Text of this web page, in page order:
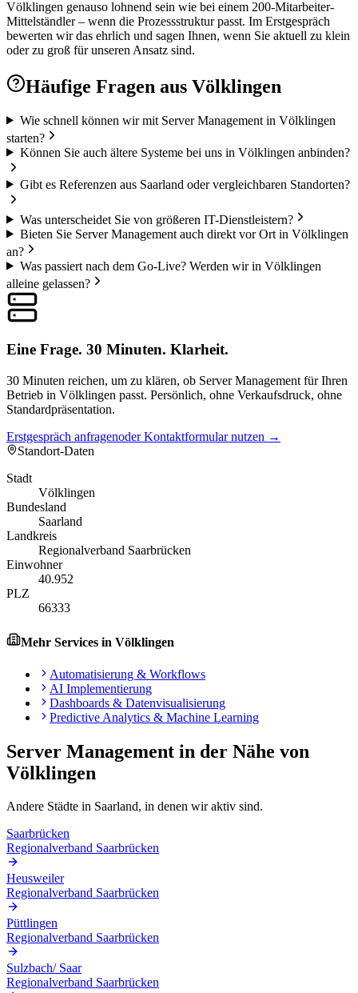
Völklingen genauso lohnend sein wie bei einem 200-Mitarbeiter-
Mittelständler – wenn die Prozessstruktur passt. Im Erstgespräch
bewerten wir das ehrlich und sagen Ihnen, wenn Sie aktuell zu klein
oder zu groß für unseren Ansatz sind.
Häufige Fragen aus Völklingen
Wie schnell können wir mit Server Management in Völklingen
starten?
Können Sie auch ältere Systeme bei uns in Völklingen anbinden?
Gibt es Referenzen aus Saarland oder vergleichbaren Standorten?
Was unterscheidet Sie von größeren IT-Dienstleistern?
Bieten Sie Server Management auch direkt vor Ort in Völklingen
an?
Was passiert nach dem Go-Live? Werden wir in Völklingen
alleine gelassen?
Eine Frage. 30 Minuten. Klarheit.
30 Minuten reichen, um zu klären, ob Server Management für Ihren
Betrieb in Völklingen passt. Persönlich, ohne Verkaufsdruck, ohne
Standardpräsentation.
Erstgespräch anfragenoder Kontaktformular nutzen →
Standort-Daten
Stadt
Völklingen
Bundesland
Saarland
Landkreis
Regionalverband Saarbrücken
Einwohner
40.952
PLZ
66333
Mehr Services in Völklingen
Automatisierung & Workflows
AI Implementierung
Dashboards & Datenvisualisierung
Predictive Analytics & Machine Learning
Server Management in der Nähe von
Völklingen
Andere Städte in Saarland, in denen wir aktiv sind.
Saarbrücken
Regionalverband Saarbrücken
Heusweiler
Regionalverband Saarbrücken
Püttlingen
Regionalverband Saarbrücken
Sulzbach/ Saar
Regionalverband Saarbrücken